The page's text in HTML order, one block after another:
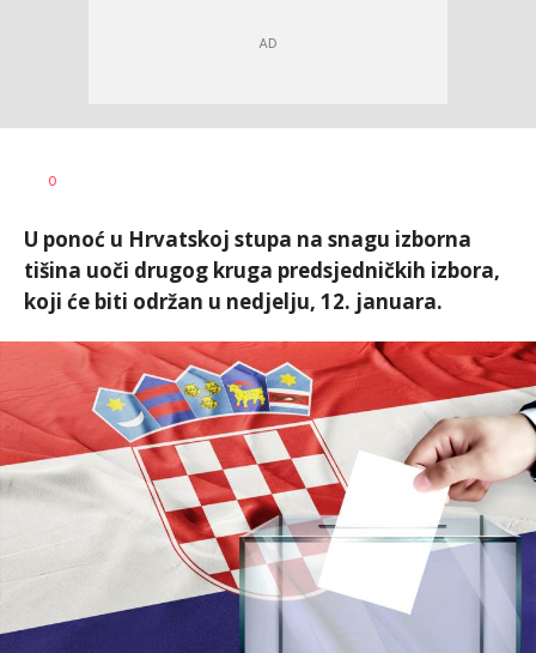
AUTOR
0
U ponoć u Hrvatskoj stupa na snagu izborna
tišina uoči drugog kruga predsjedničkih izbora,
koji će biti održan u nedjelju, 12. januara.